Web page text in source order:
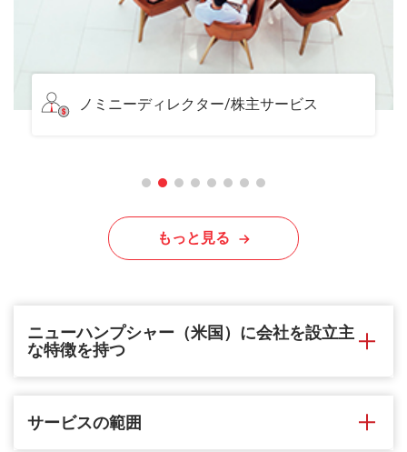
サービスオフィス
もっと見る
ニューハンプシャー（米国）に会社を設立主
な特徴を持つ
サービスの範囲